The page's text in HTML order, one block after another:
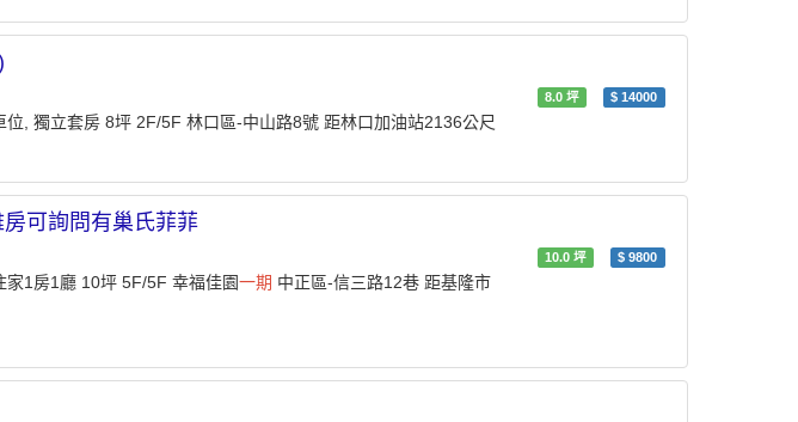
8.0坪 $14000
, 獨立套房 8坪 2F/5F 林口區-中山路8號 距林口加油站2136公尺
可詢問有巢氏菲菲
10.0坪 $9800
1房1廳 10坪 5F/5F 幸福佳園一期 中正區-信三路12巷 距基隆市